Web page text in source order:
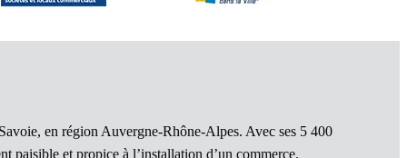
en région Auvergne-Rhône-Alpes. Avec ses 5 400
paisible et propice à l’installation d’un commerce.